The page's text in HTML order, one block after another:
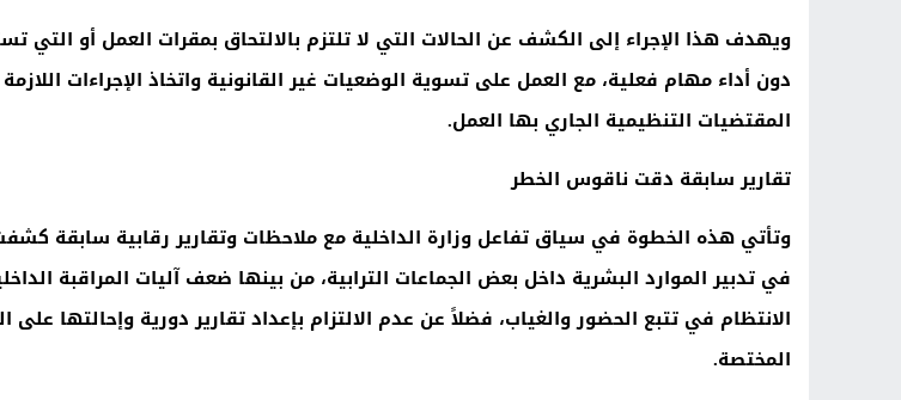
ويهدف هذا الإجراء إلى الكشف عن الحالات التي لا تلتزم بالالتحاق بمقرات العمل أو التي
دون أداء مهام فعلية، مع العمل على تسوية الوضعيات غير القانونية واتخاذ الإجراءات
المقتضيات التنظيمية الجاري بها العمل.
تقارير سابقة دقت ناقوس الخطر
وتأتي هذه الخطوة في سياق تفاعل وزارة الداخلية مع ملاحظات وتقارير رقابية سابقة
في تدبير الموارد البشرية داخل بعض الجماعات الترابية، من بينها ضعف آليات المراقبة
الانتظام في تتبع الحضور والغياب، فضلاً عن عدم الالتزام بإعداد تقارير دورية وإحالتها على
المختصة.